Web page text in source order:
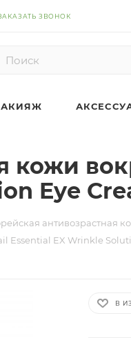
ЗВОНОК
кожи
Eye
антивозрастная
Essential EX Wrinkle
В